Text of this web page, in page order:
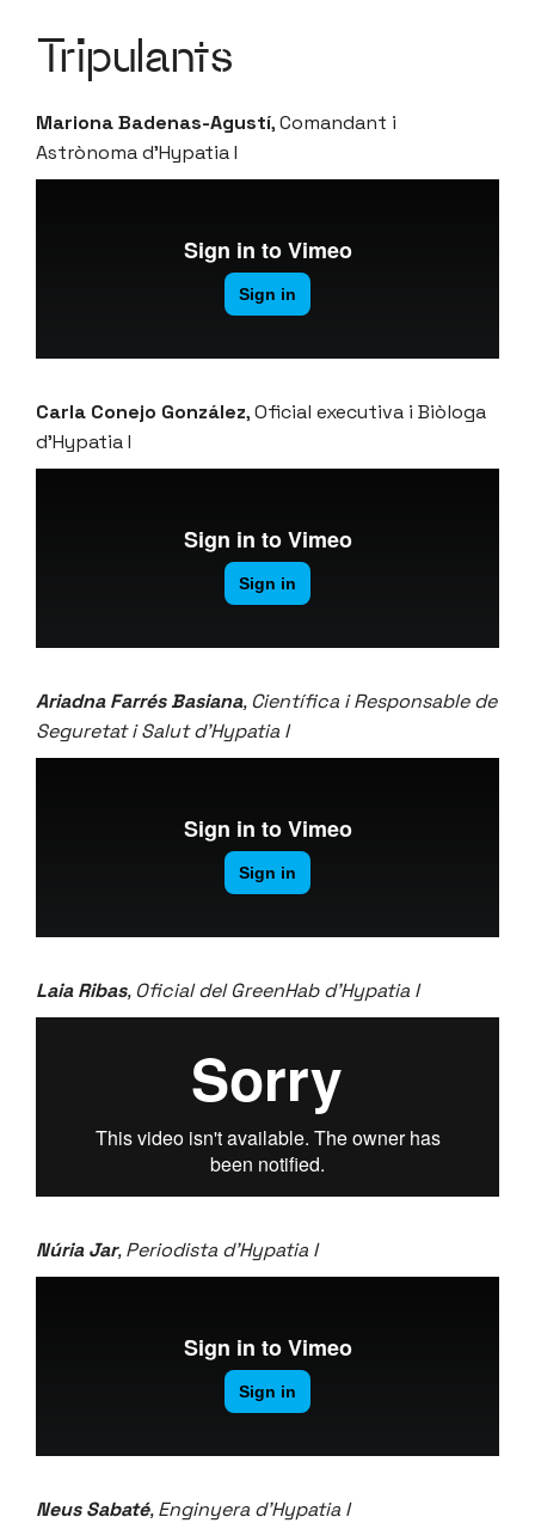
Tripulants
Mariona Badenas-Agustí, Comandant i
Astrònoma d’Hypatia I
Carla Conejo González, Oficial executiva i Biòloga
d’Hypatia I
Ariadna Farrés Basiana, Científica i Responsable de
Seguretat i Salut d’Hypatia I
Laia Ribas, Oficial del GreenHab d’Hypatia I
Núria Jar, Periodista d’Hypatia I
Neus Sabaté, Enginyera d’Hypatia I